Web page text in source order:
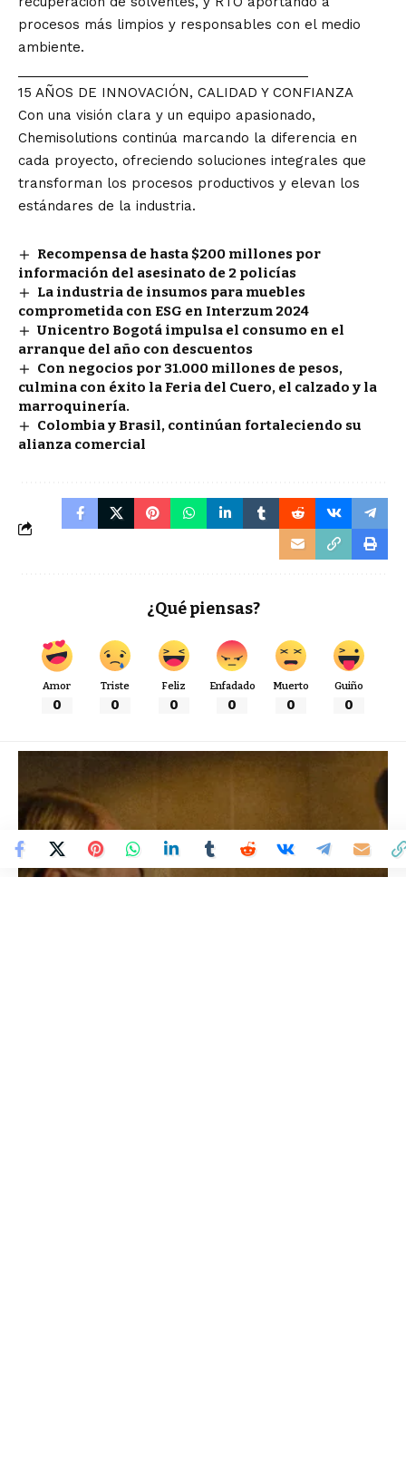
procesos más limpios y responsables con el medio
ambiente.
15 AÑOS DE INNOVACIÓN, CALIDAD Y CONFIANZA
Con una visión clara y un equipo apasionado,
Chemisolutions continúa marcando la diferencia en
cada proyecto, ofreciendo soluciones integrales que
transforman los procesos productivos y elevan los
estándares de la industria.
Recompensa de hasta $200 millones por
información del asesinato de 2 policías
La industria de insumos para muebles
comprometida con ESG en Interzum 2024
Unicentro Bogotá impulsa el consumo en el
arranque del año con descuentos
Con negocios por 31.000 millones de pesos,
culmina con éxito la Feria del Cuero, el calzado y la
marroquinería.
Colombia y Brasil, continúan fortaleciendo su
alianza comercial
¿Qué piensas?
Amor
0
Triste
0
Feliz
0
Enfadado
0
Muerto
0
Guiño
0